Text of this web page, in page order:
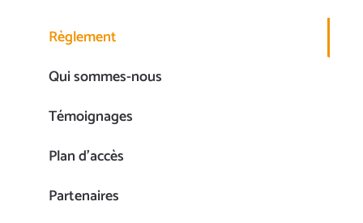
Règlement
Qui sommes-nous
Témoignages
Plan d’accès
Partenaires